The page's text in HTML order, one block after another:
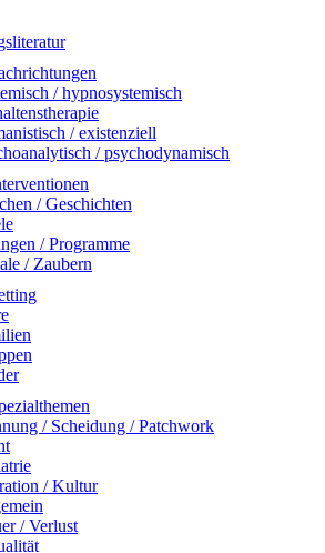
/ hypnosystemisch
/ existenziell
/ psychodynamisch
/ Geschichten
/ Programme
/ Zaubern
/ Scheidung / Patchwork
/ Kultur
/ Verlust